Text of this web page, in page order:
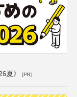
夏》 [PR]